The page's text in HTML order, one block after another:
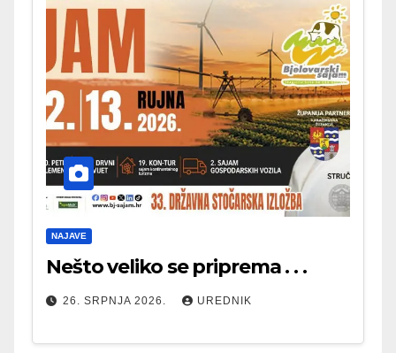
NAJAVE
Nešto veliko se priprema . . .
26. SRPNJA 2026. UREDNIK